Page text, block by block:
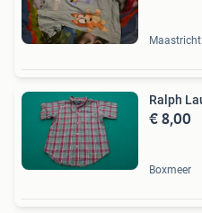
Maastricht
€ 8,00
Boxmeer